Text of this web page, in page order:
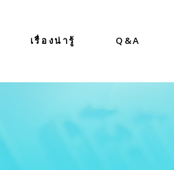
เรื่องน่ารู้ Q&A